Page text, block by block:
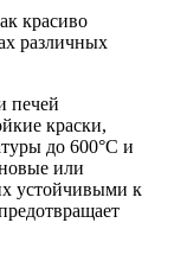
красиво
различных
печей
краски,
до 600°C и
или
устойчивыми к